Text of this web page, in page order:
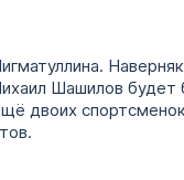
Шашилов будет
двоих